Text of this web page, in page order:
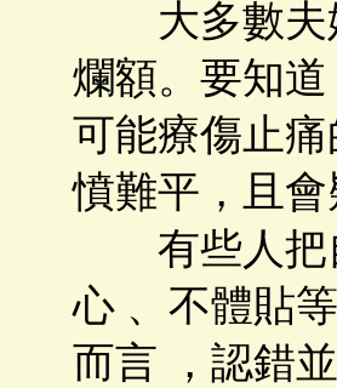
大多數夫婦
爛額。要知
可能療傷止
憤難平，且
有些人把自
心 、不體貼
而言 ，認錯